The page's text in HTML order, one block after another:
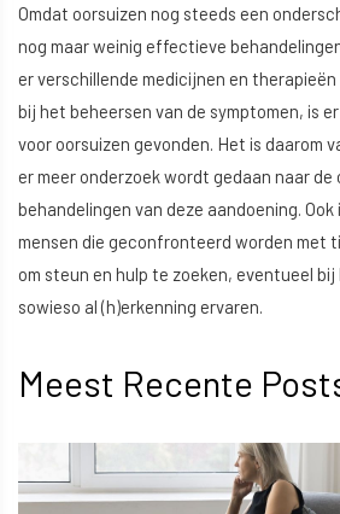
Omdat oorsuizen nog steeds een
nog maar weinig effectieve
er verschillende medicijnen en
bij het beheersen van de symptomen, is
voor oorsuizen gevonden. Het is daarom
er meer onderzoek wordt gedaan naar de
behandelingen van deze aandoening.
mensen die geconfronteerd worden met
om steun en hulp te zoeken, eventueel
sowieso al (h)erkenning ervaren.
Meest Recente